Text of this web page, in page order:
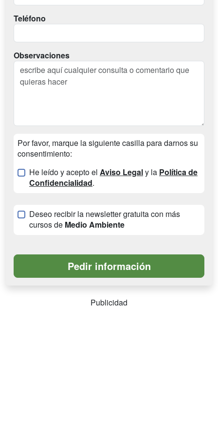
Teléfono
Observaciones
Por favor, marque la siguiente casilla para darnos su
consentimiento:
He leído y acepto el Aviso Legaly la Política de
Confidencialidad.
Deseo recibir la newsletter gratuita con más
cursos de Medio Ambiente
Publicidad